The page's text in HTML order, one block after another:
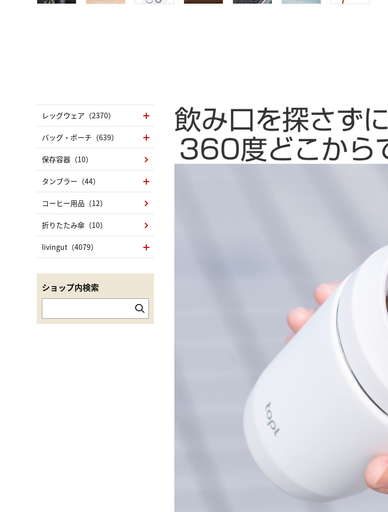
レッグウェア（2370）
バッグ・ポーチ（639）
保存容器（10）
タンブラー（44）
コーヒー用品（12）
折りたたみ傘（10）
livingut（4079）
ショップ内検索